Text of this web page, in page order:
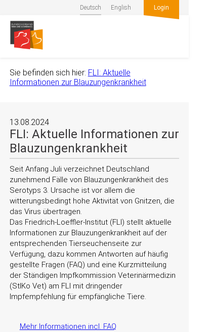
Deutsch English Login
Sie befinden sich hier: FLI: Aktuelle
Informationen zur Blauzungenkrankheit
13.08.2024
FLI: Aktuelle Informationen zur
Blauzungenkrankheit
Seit Anfang Juli verzeichnet Deutschland
zunehmend Fälle von Blauzungenkrankheit des
Serotyps 3. Ursache ist vor allem die
witterungsbedingt hohe Aktivität von Gnitzen, die
das Virus übertragen.
Das Friedrich-Loeffler-Institut (FLI) stellt aktuelle
Informationen zur Blauzungenkrankheit auf der
entsprechenden Tierseuchenseite zur
Verfügung, dazu kommen Antworten auf häufig
gestellte Fragen (FAQ) und eine Kurzmitteilung
der Ständigen Impfkommission Veterinärmedizin
(StIKo Vet) am FLI mit dringender
Impfempfehlung für empfängliche Tiere.
Mehr Informationen incl. FAQ